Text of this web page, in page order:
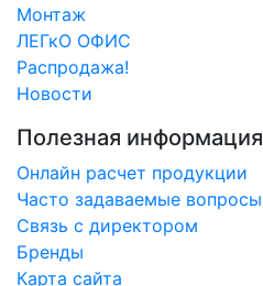
Монтаж
ЛЕГкО ОФИС
Распродажа!
Новости
Полезная информация
Онлайн расчет продукции
Часто задаваемые вопросы
Связь с директором
Бренды
Карта сайта